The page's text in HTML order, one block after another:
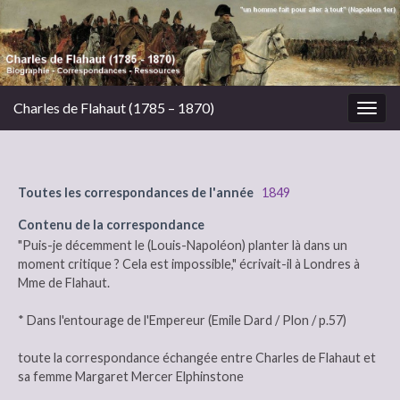
Charles de Flahaut (1785 – 1870)
Toutes les correspondances de l'année 1849
Contenu de la correspondance
"Puis-je décemment le (Louis-Napoléon) planter là dans un
moment critique ? Cela est impossible," écrivait-il à Londres à
Mme de Flahaut.
* Dans l'entourage de l'Empereur (Emile Dard / Plon / p.57)
toute la correspondance échangée entre Charles de Flahaut et
sa femme Margaret Mercer Elphinstone